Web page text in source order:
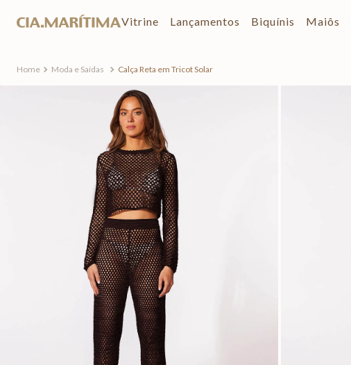
Vitrine Lançamentos Biquínis Maiôs
Moda e Saídas Calça Reta em Tricot Solar